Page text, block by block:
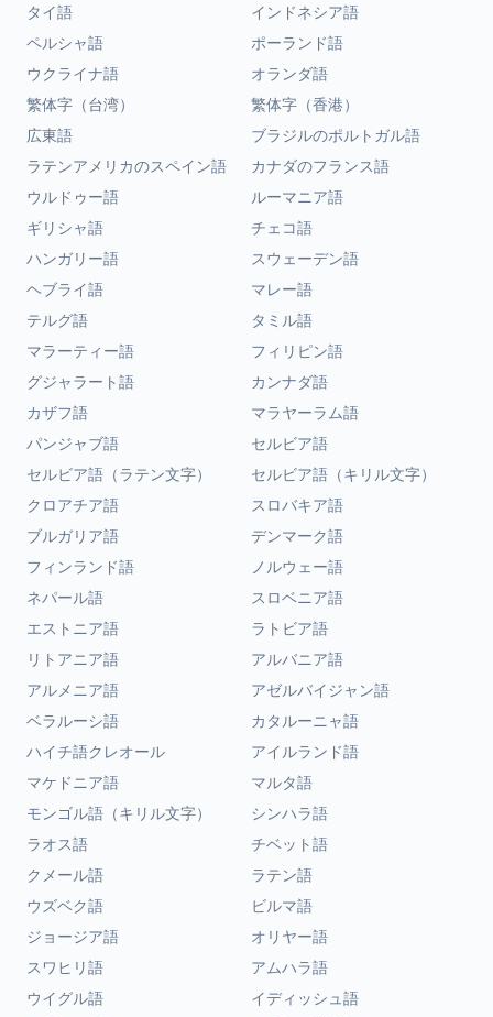
タイ語
インドネシア語
ペルシャ語
ポーランド語
ウクライナ語
オランダ語
繁体字（台湾）
繁体字（香港）
広東語
ブラジルのポルトガル語
ラテンアメリカのスペイン語
カナダのフランス語
ウルドゥー語
ルーマニア語
ギリシャ語
チェコ語
ハンガリー語
スウェーデン語
ヘブライ語
マレー語
テルグ語
タミル語
マラーティー語
フィリピン語
グジャラート語
カンナダ語
カザフ語
マラヤーラム語
パンジャブ語
セルビア語
セルビア語（ラテン文字）
セルビア語（キリル文字）
クロアチア語
スロバキア語
ブルガリア語
デンマーク語
フィンランド語
ノルウェー語
ネパール語
スロベニア語
エストニア語
ラトビア語
リトアニア語
アルバニア語
アルメニア語
アゼルバイジャン語
ベラルーシ語
カタルーニャ語
ハイチ語クレオール
アイルランド語
マケドニア語
マルタ語
モンゴル語（キリル文字）
シンハラ語
ラオス語
チベット語
クメール語
ラテン語
ウズベク語
ビルマ語
ジョージア語
オリヤー語
スワヒリ語
アムハラ語
ウイグル語
イディッシュ語